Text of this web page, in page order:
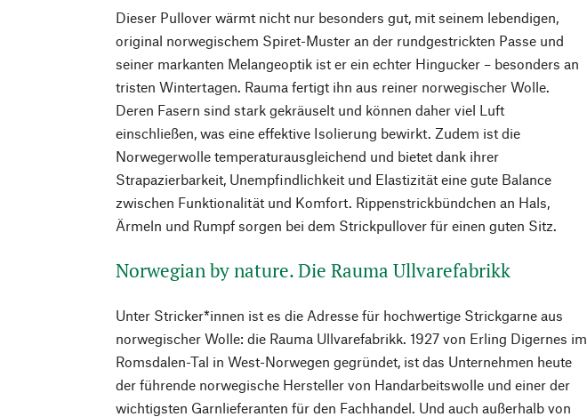
Dieser Pullover wärmt nicht nur besonders gut, mit seinem lebendigen,
original norwegischem Spiret-Muster an der rundgestrickten Passe und
seiner markanten Melangeoptik ist er ein echter Hingucker – besonders an
tristen Wintertagen. Rauma fertigt ihn aus reiner norwegischer Wolle.
Deren Fasern sind stark gekräuselt und können daher viel Luft
einschließen, was eine effektive Isolierung bewirkt. Zudem ist die
Norwegerwolle temperaturausgleichend und bietet dank ihrer
Strapazierbarkeit, Unempfindlichkeit und Elastizität eine gute Balance
zwischen Funktionalität und Komfort. Rippenstrickbündchen an Hals,
Ärmeln und Rumpf sorgen bei dem Strickpullover für einen guten Sitz.
Norwegian by nature. Die Rauma Ullvarefabrikk
Unter Stricker*innen ist es die Adresse für hochwertige Strickgarne aus
norwegischer Wolle: die Rauma Ullvarefabrikk. 1927 von Erling Digernes im
Romsdalen-Tal in West-Norwegen gegründet, ist das Unternehmen heute
der führende norwegische Hersteller von Handarbeitswolle und einer der
wichtigsten Garnlieferanten für den Fachhandel. Und auch außerhalb von